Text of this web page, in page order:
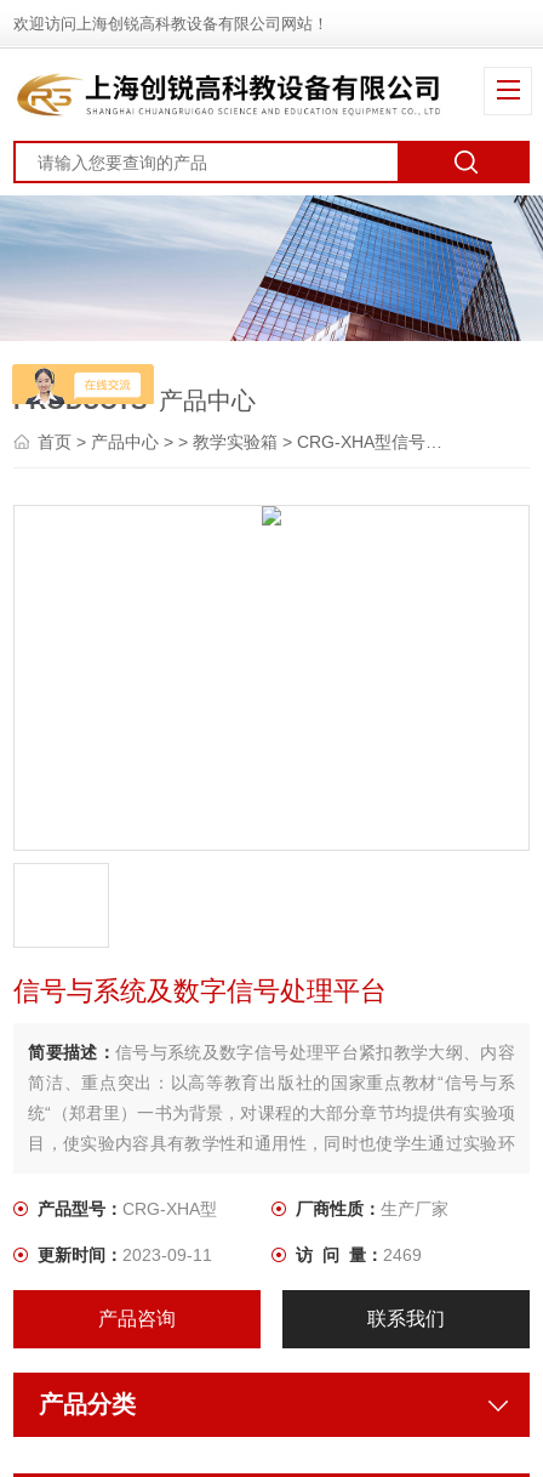
欢迎访问上海创锐高科教设备有限公司网站！
PRODUCTS 产品中心
首页> 产品中心 > >教学实验箱 > CRG-XHA型信号与系统及数字信号处理平台
信号与系统及数字信号处理平台
简要描述： 信号与系统及数字信号处理平台紧扣教学大纲、内容
简洁、重点突出：以高等教育出版社的国家重点教材“信号与系
统“（郑君里）一书为背景，对课程的大部分章节均提供有实验项
目，使实验内容具有教学性和通用性，同时也使学生通过实验环
产品型号：CRG-XHA型 厂商性质： 生产厂家
更新时间：2023-09-11 访 问 量： 2469
产品咨询 联系我们
产品分类